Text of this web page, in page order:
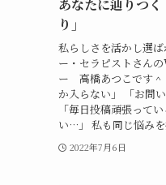
あなたに辿りつく
り」
私らしさを活かし選
ー・セラピストさん
ー 高橋あつこです
か入らない」 「お問
「毎日投稿頑張って
い…」 私も同じ悩み
2022年7月6日